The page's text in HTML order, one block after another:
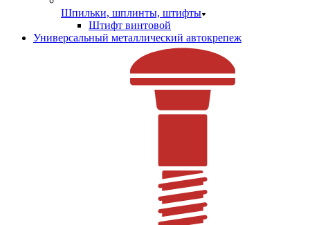
Шпильки, шплинты, штифты
Штифт винтовой
Универсальный металлический автокрепеж